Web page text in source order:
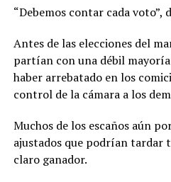
“Debemos contar cada voto”,
Antes de las elecciones del
partían con una débil mayoría
haber arrebatado en los
control de la cámara a los
Muchos de los escaños aún
ajustados que podrían tardar
claro ganador.